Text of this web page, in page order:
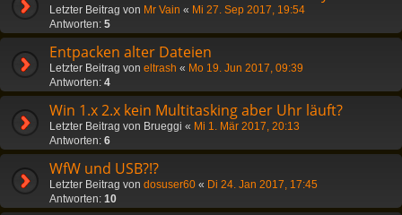
Letzter Beitrag von Mr Vain « Mi 27. Sep 2017, 19:54
Antworten: 5
Entpacken alter Dateien
Letzter Beitrag von eltrash « Mo 19. Jun 2017, 09:39
Antworten: 4
Win 1.x 2.x kein Multitasking aber Uhr läuft?
Letzter Beitrag von Brueggi « Mi 1. Mär 2017, 20:13
Antworten: 6
WfW und USB?!?
Letzter Beitrag von dosuser60 « Di 24. Jan 2017, 17:45
Antworten: 10